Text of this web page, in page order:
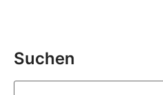
Suchen